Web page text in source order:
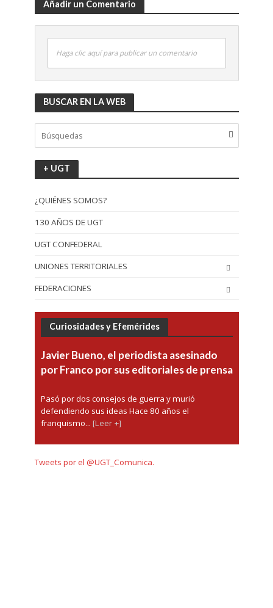
Añadir un Comentario
Haga clic aquí para publicar un comentario
BUSCAR EN LA WEB
+ UGT
¿QUIÉNES SOMOS?
130 AÑOS DE UGT
UGT CONFEDERAL
UNIONES TERRITORIALES
FEDERACIONES
Curiosidades y Efemérides
Javier Bueno, el periodista asesinado
por Franco por sus editoriales de prensa
Pasó por dos consejos de guerra y murió
defendiendo sus ideas Hace 80 años el
franquismo... [Leer +]
Tweets por el @UGT_Comunica.